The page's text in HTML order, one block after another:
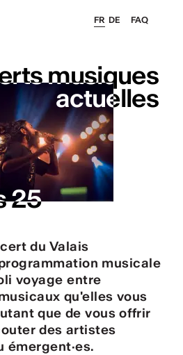
FAQ
FR DE
musiques
actuelles
25
musiques
actuelles
25
du Valais
musicale
voyage entre
qu'elles vous
que de vous offrir
des artistes
émergent·es.